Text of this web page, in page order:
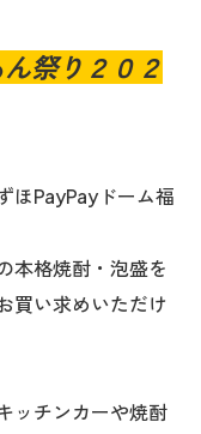
祭り２０２
ほPayPayドーム福
本格焼酎・泡盛を
買い求めいただけ
ッチンカーや焼酎